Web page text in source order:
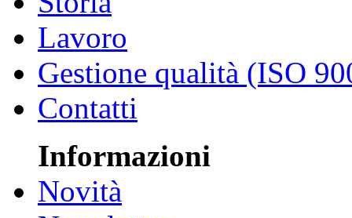
Lavoro
Gestione qualità (ISO
Contatti
Informazioni
Novità